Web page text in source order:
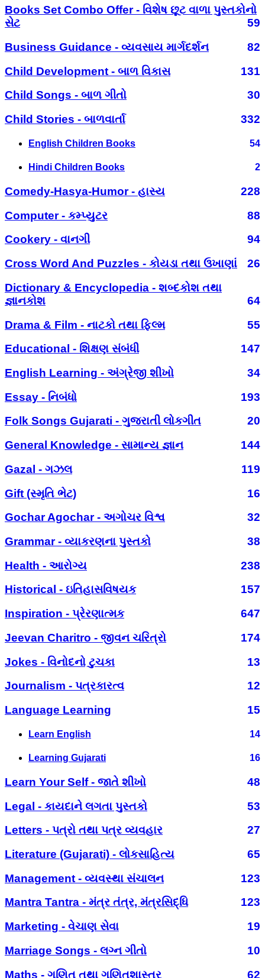
Books Set Combo Offer - વિશેષ છૂટ વાળા પુસ્તકોનો
સેટ
59
Business Guidance - વ્યવસાય માર્ગદર્શન
82
Child Development - બાળ વિકાસ
131
Child Songs - બાળ ગીતો
30
Child Stories - બાળવાર્તા
332
English Children Books 54
Hindi Children Books 2
Comedy-Hasya-Humor - હાસ્ય
228
Computer - કમ્પ્યુટર
88
Cookery - વાનગી
94
Cross Word And Puzzles - કોયડા તથા ઉખાણાં
26
Dictionary & Encyclopedia - શબ્દકોશ તથા
જ્ઞાનકોશ
64
Drama & Film - નાટકો તથા ફિલ્મ
55
Educational - શિક્ષણ સંબંધી
147
English Learning - અંગ્રેજી શીખો
34
Essay - નિબંધો
193
Folk Songs Gujarati - ગુજરાતી લોકગીત
20
General Knowledge - સામાન્ય જ્ઞાન
144
Gazal - ગઝલ
119
Gift (સ્મૃતિ ભેટ)
16
Gochar Agochar - અગોચર વિશ્વ
32
Grammar - વ્યાકરણના પુસ્તકો
38
Health - આરોગ્ય
238
Historical - ઇતિહાસવિષયક
157
Inspiration - પ્રેરણાત્મક
647
Jeevan Charitro - જીવન ચરિત્રો
174
Jokes - વિનોદનો ટુચકા
13
Journalism - પત્રકારત્વ
12
Language Learning
15
Learn English 14
Learning Gujarati 16
Learn Your Self - જાતે શીખો
48
Legal - કાયદાને લગતા પુસ્તકો
53
Letters - પત્રો તથા પત્ર વ્યવહાર
27
Literature (Gujarati) - લોકસાહિત્ય
65
Management - વ્યવસ્થા સંચાલન
123
Mantra Tantra - મંત્ર તંત્ર, મંત્રસિદ્ધિ
123
Marketing - વેચાણ સેવા
19
Marriage Songs - લગ્ન ગીતો
10
Maths - ગણિત તથા ગણિતશાસ્ત્ર
62